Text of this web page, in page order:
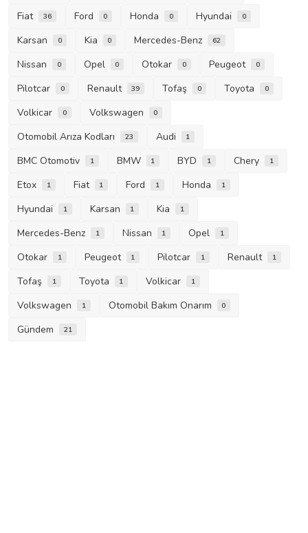
Fiat 36 Ford 0 Honda 0 Hyundai 0
Karsan 0 Kia 0 Mercedes-Benz 62
Nissan 0 Opel 0 Otokar 0 Peugeot 0
Pilotcar 0 Renault 39 Tofaş 0 Toyota 0
Volkicar 0 Volkswagen 0
Otomobil Arıza Kodları 23 Audi 1
BMC Otomotiv 1 BMW 1 BYD 1 Chery 1
Etox 1 Fiat 1 Ford 1 Honda 1
Hyundai 1 Karsan 1 Kia 1
Mercedes-Benz 1 Nissan 1 Opel 1
Otokar 1 Peugeot 1 Pilotcar 1 Renault 1
Tofaş 1 Toyota 1 Volkicar 1
Volkswagen 1 Otomobil Bakım Onarım 0
Gündem 21